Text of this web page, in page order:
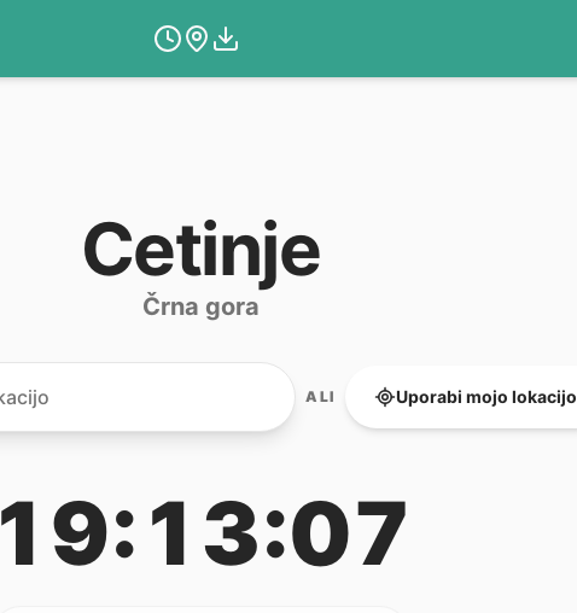
Cetinje
Črna gora
ALI Uporabi mojo lokacijo
19:13:07